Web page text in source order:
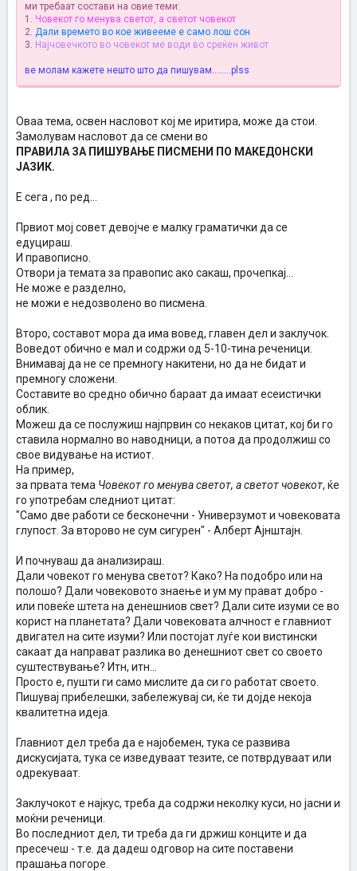
ми требаат состави на овие теми:
1. Човекот го менува светот, а светот човекот
2. Дали времето во кое живееме е само лош сон
3. Најчовечкото во човекот ме води во среќен живот
ве молам кажете нешто што да пишувам........plss
Оваа тема, освен насловот кој ме иритира, може да стои.
Замолувам насловот да се смени во
ПРАВИЛА ЗА ПИШУВАЊЕ ПИСМЕНИ ПО МАКЕДОНСКИ
ЈАЗИК.
Е сега , по ред...
Првиот мој совет девојче е малку граматички да се
едуцираш.
И правописно.
Отвори ја темата за правопис ако сакаш, прочепкај...
Не може е разделно,
не можи е недозволено во писмена.
Второ, составот мора да има вовед, главен дел и заклучок.
Воведот обично е мал и содржи од 5-10-тина реченици.
Внимавај да не се премногу накитени, но да не бидат и
премногу сложени.
Составите во средно обично бараат да имаат есеистички
облик.
Можеш да се послужиш најпрвин со некаков цитат, кој би го
ставила нормално во наводници, а потоа да продолжиш со
свое видување на истиот.
На пример,
за првата тема Човекот го менува светот, а светот човекот, ќе
го употребам следниот цитат:
"Само две работи се бесконечни - Универзумот и човековата
глупост. За второво не сум сигурен" - Алберт Ајнштајн.
И почнуваш да анализираш.
Дали човекот го менува светот? Како? На подобро или на
полошо? Дали човековото знаење и ум му прават добро -
или повеќе штета на денешниов свет? Дали сите изуми се во
корист на планетата? Дали човековата алчност е главниот
двигател на сите изуми? Или постојат луѓе кои вистински
сакаат да направат разлика во денешниот свет со своето
суштествување? Итн, итн...
Просто е, пушти ги само мислите да си го работат своето.
Пишувај прибелешки, забележувај си, ќе ти дојде некоја
квалитетна идеја.
Главниот дел треба да е најобемен, тука се развива
дискусијата, тука се изведуваат тезите, се потврдуваат или
одрекуваат.
Заклучокот е најкус, треба да содржи неколку куси, но јасни и
моќни реченици.
Во последниот дел, ти треба да ги држиш конците и да
пресечеш - т.е. да дадеш одговор на сите поставени
прашања погоре.